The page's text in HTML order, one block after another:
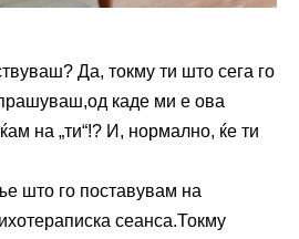
Да, токму ти што сега го
каде ми е ова
на „ти“!? И, нормално, ќе ти
што го поставувам на
сеанса.Токму